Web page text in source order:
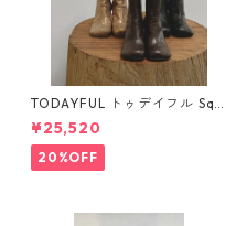
TODAYFUL トゥデイフル Squ
are Short Boots 12321008 1
2521006
¥25,520
20%OFF